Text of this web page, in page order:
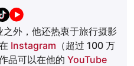
外，他还热衷于旅行摄影
Instagram （超过 100 万
品可以在他的 YouTube